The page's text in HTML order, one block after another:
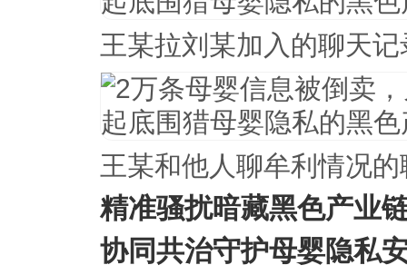
王某拉刘某加入的聊天记
王某和他人聊牟利情况
精准骚扰暗藏黑色产业
协同共治守护母婴隐私